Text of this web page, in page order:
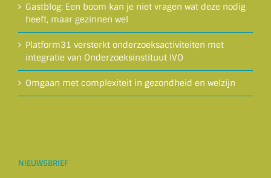
Gastblog: Een boom kan je niet vragen wat deze nodig
heeft, maar gezinnen wel
Platform31 versterkt onderzoeksactiviteiten met
integratie van Onderzoeksinstituut IVO
Omgaan met complexiteit in gezondheid en welzijn
NIEUWSBRIEF